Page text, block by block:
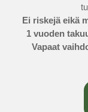
Ei riskejä eikä
1 vuoden
Vapaat